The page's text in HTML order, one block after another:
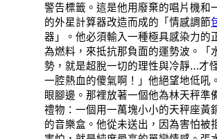
警告標籤。這是他用廢棄的唱片機和
的外星計算器改造而成的「情感調節
器」。他必須輸入一種極具感染力的
為燃料，來抵抗那負面的運勢波。「
勢，就是超脫一切的理性與冷靜…才
一腔熱血的傻氣啊！」他絕望地低吼
眼腳邊。那裡放著一個他為林天秤準
禮物：一個用一萬塊小小的天秤座黃
的音樂盒。他從未送出，因為害怕被